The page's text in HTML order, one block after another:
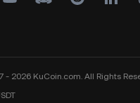
- 2026 KuCoin.com. All Rights